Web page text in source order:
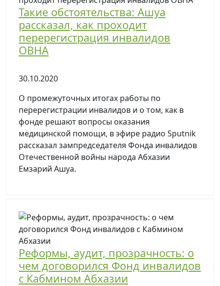
Такие обстоятельства: Ашуа
рассказал, как проходит
перерегистрация инвалидов
ОВНА
30.10.2020
О промежуточных итогах работы по
перерегистрации инвалидов и о том, как в
фонде решают вопросы оказания
медицинской помощи, в эфире радио Sputnik
рассказал зампредседателя Фонда инвалидов
Отечественной войны народа Абхазии
Емзарий Ашуа.
Реформы, аудит, прозрачность: о
чем договорился Фонд инвалидов
с Кабмином Абхазии